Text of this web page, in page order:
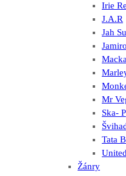
Irie
J.A.R
Jah
Mr
Ska- P
Tata
Žánry